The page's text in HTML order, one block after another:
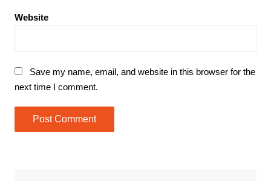
Website
Save my name, email, and website in this browser for the
next time I comment.